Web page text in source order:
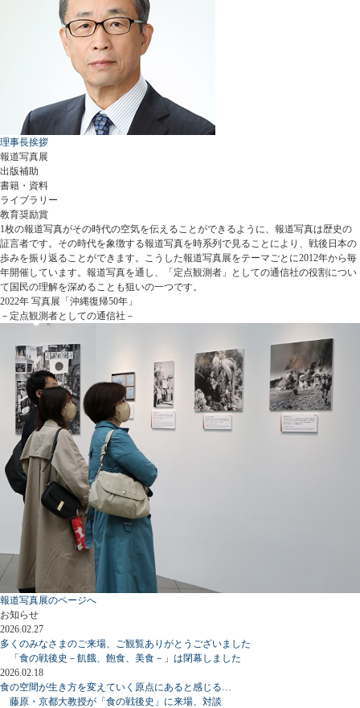
理事長挨拶
報道写真展
出版補助
書籍・資料
ライブラリー
教育奨励賞
1枚の報道写真がその時代の空気を伝えることができるように、報道写真は歴史の
証言者です。その時代を象徴する報道写真を時系列で見ることにより、戦後日本の
歩みを振り返ることができます。こうした報道写真展をテーマごとに2012年から毎
年開催しています。報道写真を通し、「定点観測者」としての通信社の役割につい
て国民の理解を深めることも狙いの一つです。
2022年 写真展「沖縄復帰50年」
－定点観測者としての通信社－
報道写真展のページへ
お知らせ
2026.02.27
多くのみなさまのご来場、ご観覧ありがとうございました
「食の戦後史－飢餓、飽食、美食－」は閉幕しました
2026.02.18
食の空間が生き方を変えていく原点にあると感じる…
藤原・京都大教授が「食の戦後史」に来場、対談